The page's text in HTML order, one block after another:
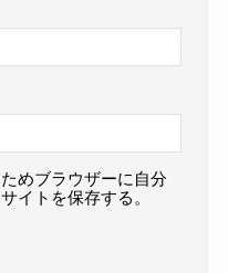
めブラウザーに自分
イトを保存する。